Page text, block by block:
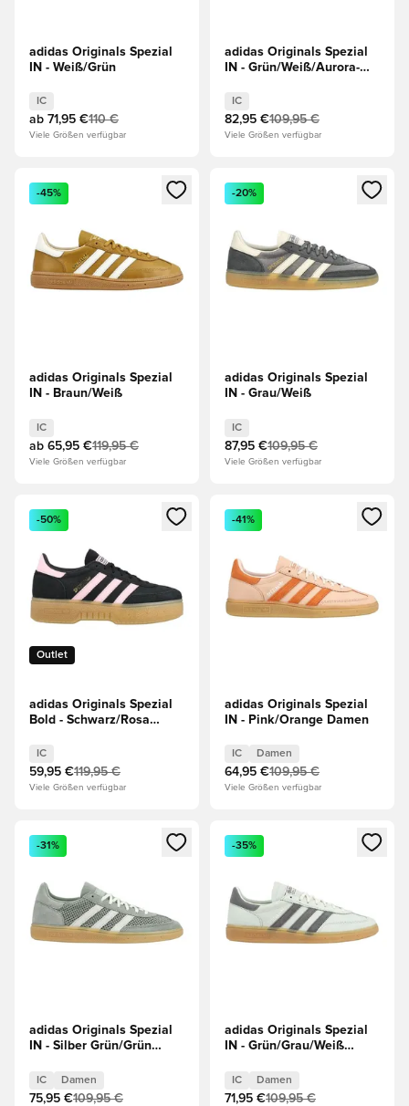
adidas Originals Spezial
IN - Weiß/Grün
IC
ab 71,95 €110 €
Viele Größen verfügbar
adidas Originals Spezial
IN - Grün/Weiß/Aurora-
IC
82,95 €109,95 €
Viele Größen verfügbar
Öffnet ein neues Fenster zum Anmelden oder Registrieren
-45%
adidas Originals Spezial
IN - Braun/Weiß
IC
ab 65,95 €119,95 €
Viele Größen verfügbar
Öffnet ein neues Fenster
-20%
adidas Originals Spezial
IN - Grau/Weiß
IC
87,95 €109,95 €
Viele Größen verfügbar
Öffnet ein neues Fenster zum Anmelden oder Registrieren
Outlet
-50%
adidas Originals Spezial
Bold - Schwarz/Rosa
IC
59,95 €119,95 €
Viele Größen verfügbar
Öffnet ein neues Fenster
-41%
adidas Originals Spezial
IN - Pink/Orange Damen
IC Damen
64,95 €109,95 €
Viele Größen verfügbar
Öffnet ein neues Fenster zum Anmelden oder Registrieren
-31%
adidas Originals Spezial
IN - Silber Grün/Grün
IC Damen
75,95 €109,95 €
Öffnet ein neues Fenster
-35%
adidas Originals Spezial
IN - Grün/Grau/Weiß
IC Damen
71,95 €109,95 €